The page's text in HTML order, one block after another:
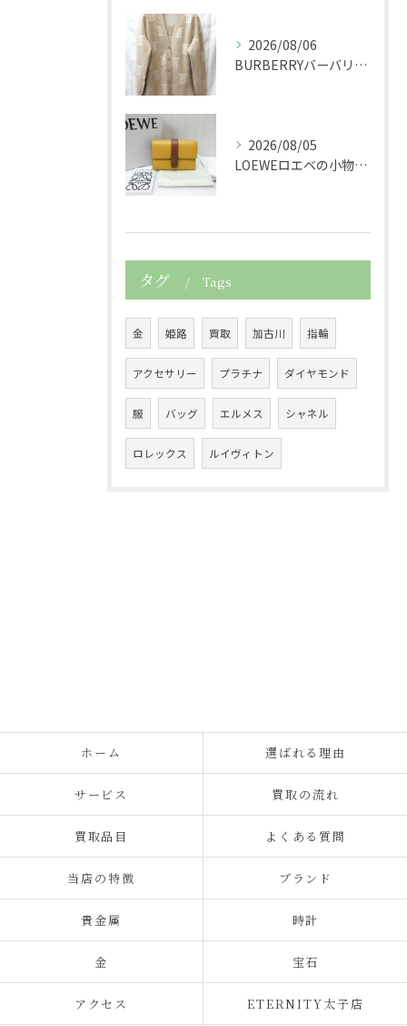
2026/08/06
BURBERRYバーバリーの服アパレルTBニットカーディガン...
2026/08/05
LOEWEロエベの小物レザースモールバーティカルウォレット財...
タグ Tags
金 姫路 買取 加古川 指輪
アクセサリー プラチナ ダイヤモンド
服 バッグ エルメス シャネル
ロレックス ルイヴィトン
ホーム 選ばれる理由
サービス 買取の流れ
買取品目 よくある質問
当店の特徴 ブランド
貴金属 時計
金 宝石
アクセス ETERNITY太子店